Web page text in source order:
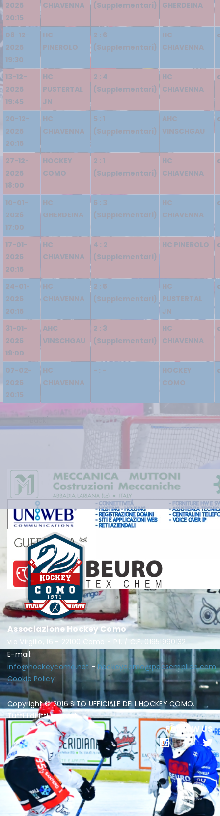
2025
20:15
CHIAVENNA
(Supplementari)
GHERDEINA
08-12-
2025
19:30
HC
PINEROLO
2 : 6
(Supplementari)
HC
CHIAVENNA
13-12-
2025
19:45
HC
PUSTERTAL
JN
2 : 4
(Supplementari)
HC
CHIAVENNA
20-12-
2025
20:15
HC
CHIAVENNA
5 : 1
(Supplementari)
AHC
VINSCHGAU
27-12-
2025
18:00
HOCKEY
COMO
2 : 1
(Supplementari)
HC
CHIAVENNA
10-01-
2026
17:00
HC
GHERDEINA
6 : 3
(Supplementari)
HC
CHIAVENNA
17-01-
2026
20:15
HC
CHIAVENNA
4 : 2
(Supplementari)
HC PINEROLO
24-01-
2026
20:15
HC
CHIAVENNA
2 : 5
(Supplementari)
HC
PUSTERTAL
JN
31-01-
2026
19:00
AHC
VINSCHGAU
2 : 3
(Supplementari)
HC
CHIAVENNA
07-02-
2026
20:15
HC
CHIAVENNA
- : -
HOCKEY
COMO
sponsored by:
Associazione Hockey Como
via Virgilio, 16 - 22100 Como - P.I. / C.F. 01951990132
E-mail:
info@hockeycomo.net -hockeycomo@pecsemplice.com
Cookie Policy
Copyright © 2016 SITO UFFICIALE DELL'HOCKEY COMO.
Tutti i diritti riservati.
FOLLOW US